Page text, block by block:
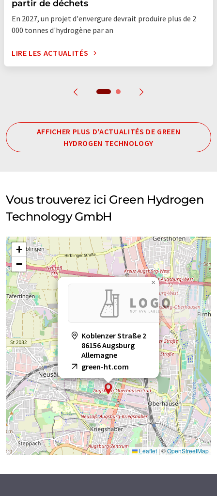
partir de déchets
En 2027, un projet d'envergure devrait produire plus de 2
000 tonnes d'hydrogène par an
LIRE LES ACTUALITÉS
AFFICHER PLUS D'ACTUALITÉS DE GREEN
HYDROGEN TECHNOLOGY
Vous trouverez ici Green Hydrogen
Technology GmbH
Koblenzer Straße 2
86156 Augsburg
Allemagne
green-ht.com
×
+
−
Leaflet | ©OpenStreetMap